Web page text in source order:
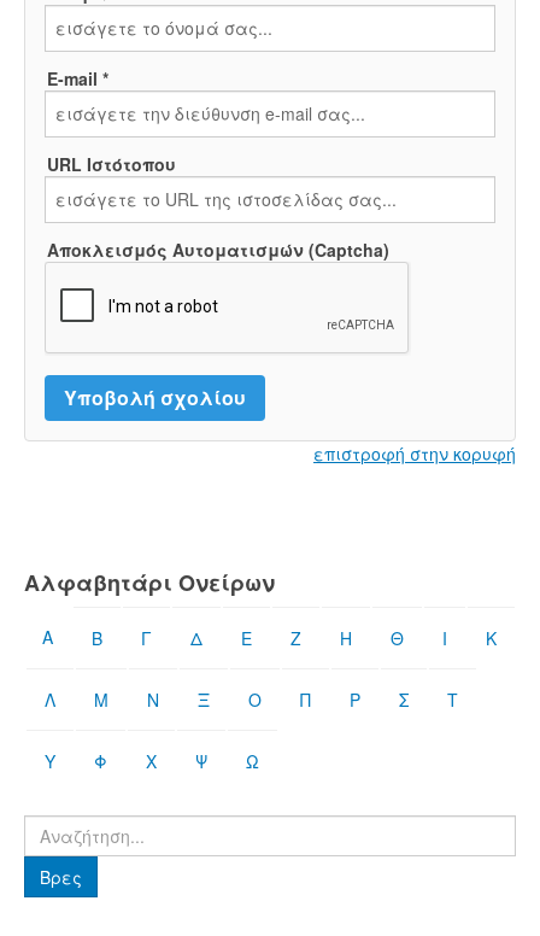
E-mail *
URL Ιστότοπου
Αποκλεισμός Αυτοματισμών (Captcha)
επιστροφή στην κορυφή
Αλφαβητάρι Ονείρων
Α Β Γ Δ Ε Ζ Η Θ Ι Κ
Λ Μ Ν Ξ Ο Π Ρ Σ Τ
Υ Φ Χ Ψ Ω
Βρες
Βρες